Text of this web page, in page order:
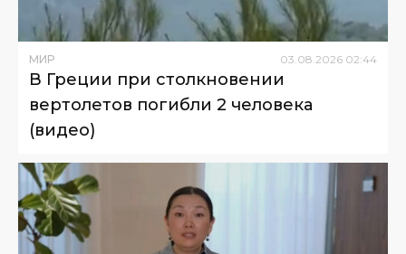
МИР 03.08.2026 02:44
В Греции при столкновении
вертолетов погибли 2 человека
(видео)